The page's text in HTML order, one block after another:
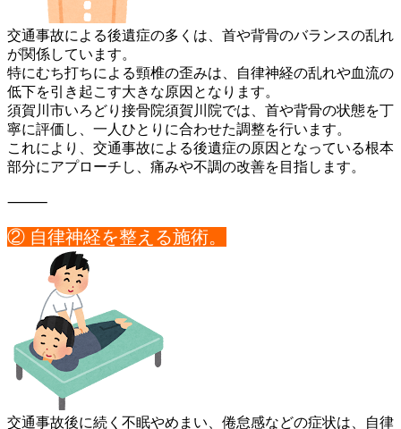
交通事故による後遺症の多くは、首や背骨のバランスの乱れ
が関係しています。
特にむち打ちによる頸椎の歪みは、自律神経の乱れや血流の
低下を引き起こす大きな原因となります。
須賀川市いろどり接骨院須賀川院では、首や背骨の状態を丁
寧に評価し、一人ひとりに合わせた調整を行います。
これにより、交通事故による後遺症の原因となっている根本
部分にアプローチし、痛みや不調の改善を目指します。
⸻
② 自律神経を整える施術。
交通事故後に続く不眠やめまい、倦怠感などの症状は、自律